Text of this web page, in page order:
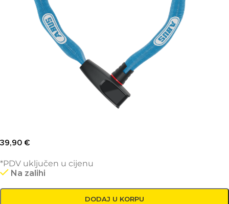
39,90 €
*PDV uključen u cijenu
Na zalihi
DODAJ U KORPU